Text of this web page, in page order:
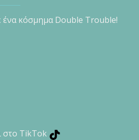
ένα κόσμημα Double Trouble!
στο TikTok